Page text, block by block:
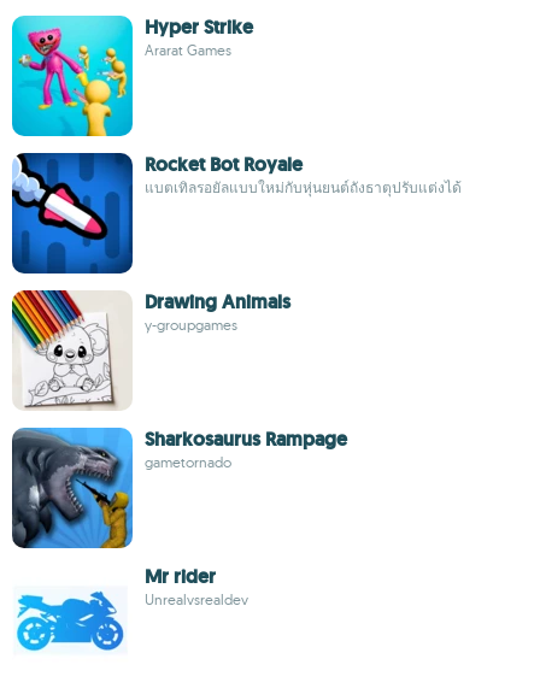
Hyper Strike
Ararat Games
Rocket Bot Royale
แบตเทิลรอยัลแบบใหม่กับหุ่นยนต์ถังธาตุปรับแต่งได้
Drawing Animals
y-groupgames
Sharkosaurus Rampage
gametornado
Mr rider
Unrealvsrealdev